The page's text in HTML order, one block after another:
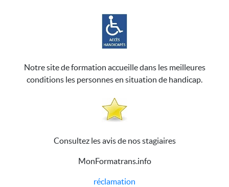
Notre site de formation accueille dans les meilleures
conditions les personnes en situation de handicap.
Consultez les avis de nos stagiaires
MonFormatrans.info
réclamation